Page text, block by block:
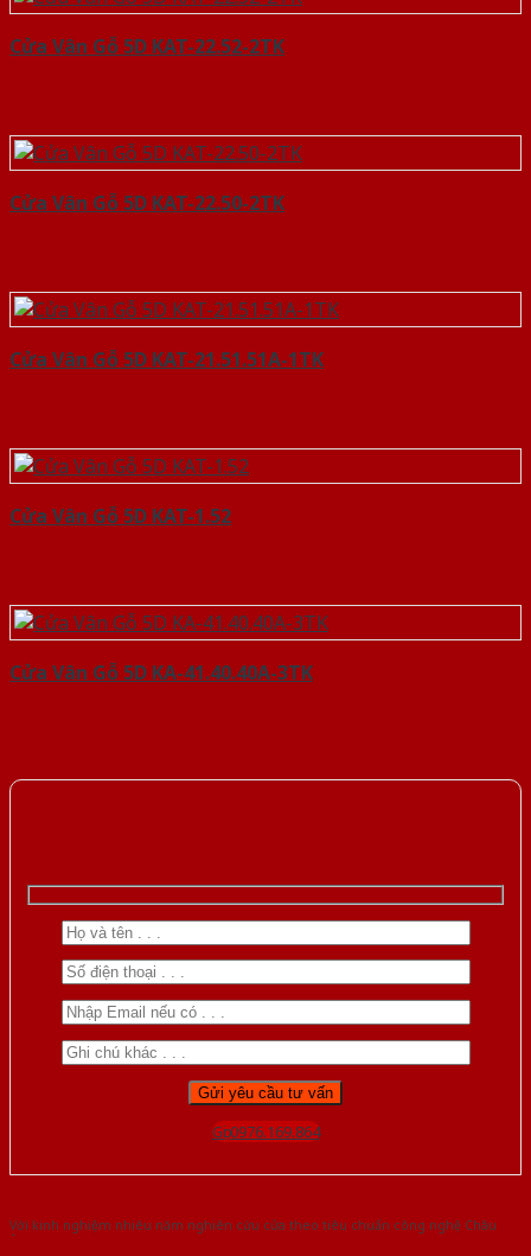
Cửa Vân Gỗ 5D KAT-22.52-2TK
Cửa Vân Gỗ 5D KAT-22.50-2TK
Cửa Vân Gỗ 5D KAT-21.51.51A-1TK
Cửa Vân Gỗ 5D KAT-1.52
Cửa Vân Gỗ 5D KA-41.40.40A-3TK
Gọi 0976.169.864
Với kinh nghiệm nhiêu năm nghiên cứu cửa theo tiêu chuẩn công nghệ Châu